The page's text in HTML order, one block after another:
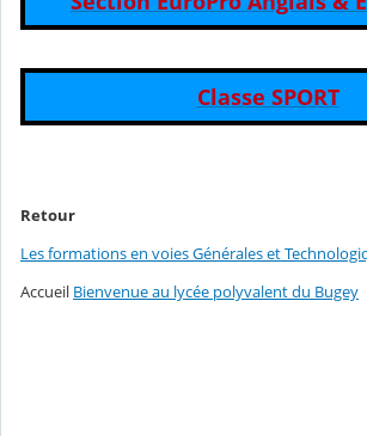
Classe SPORT
Retour
Les formations en voies Générales et
Accueil Bienvenue au lycée polyvalent du Bugey